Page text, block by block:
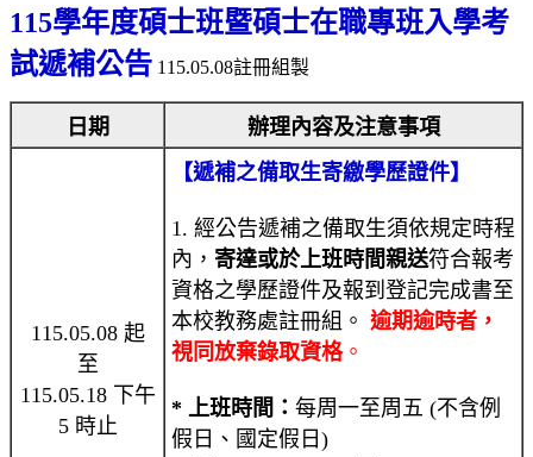
115學年度碩士班暨碩士在職專班入學考
試遞補公告 115.05.08註冊組製
日期 辦理內容及注意事項
115.05.08 起
至
115.05.18 下午
5 時止
【遞補之備取生寄繳學歷證件】
1. 經公告遞補之備取生須依規定時程
內， 寄達或於上班時間親送符合報考
資格之學歷證件及報到登記完成書至
本校教務處註冊組。 逾期逾時者，
視同放棄錄取資格。
* 上班時間： 每周一至周五 (不含例
假日、國定假日)